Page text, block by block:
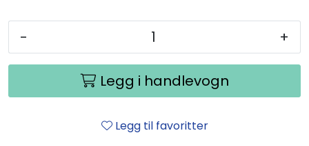
- +
Legg i handlevogn
Legg til favoritter